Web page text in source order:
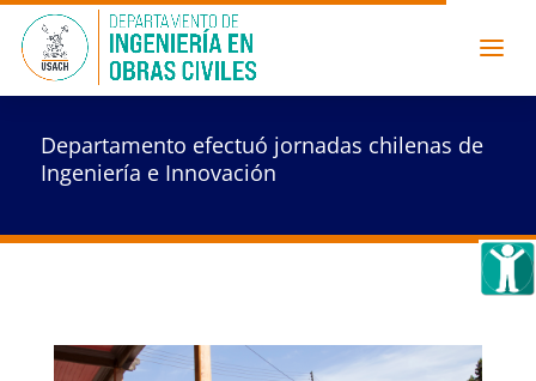
Departamento efectuó jornadas chilenas de
Ingeniería e Innovación